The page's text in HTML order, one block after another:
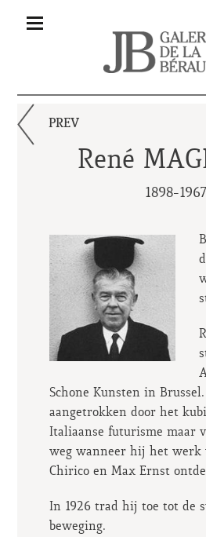
PREV
René
1898-1967
Schone Kunsten in
aangetrokken door het
Italiaanse futurisme maar
weg wanneer hij het werk
Chirico en Max Ernst
In 1926 trad hij toe tot de
beweging.